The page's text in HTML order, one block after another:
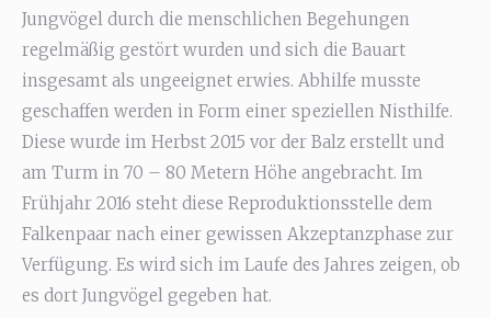
Jungvögel durch die menschlichen Begehungen
regelmäßig gestört wurden und sich die Bauart
insgesamt als ungeeignet erwies. Abhilfe musste
geschaffen werden in Form einer speziellen Nisthilfe.
Diese wurde im Herbst 2015 vor der Balz erstellt und
am Turm in 70 – 80 Metern Höhe angebracht. Im
Frühjahr 2016 steht diese Reproduktionsstelle dem
Falkenpaar nach einer gewissen Akzeptanzphase zur
Verfügung. Es wird sich im Laufe des Jahres zeigen, ob
es dort Jungvögel gegeben hat.